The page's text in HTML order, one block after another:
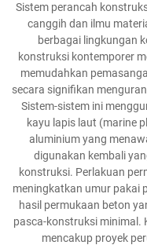
Sistem perancah
canggih dan ilmu
berbagai lingkungan
konstruksi kontemporer
memudahkan
secara signifikan
Sistem-sistem ini
kayu lapis laut (marine
aluminium yang
digunakan kembali
konstruksi. Perlakuan
meningkatkan umur pakai
hasil permukaan beton
pasca-konstruksi minimal.
mencakup proyek